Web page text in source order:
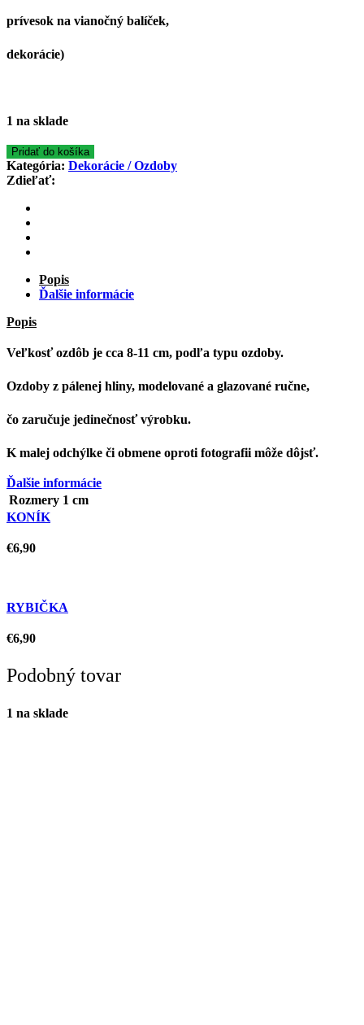
prívesok na vianočný balíček,
dekorácie)
1 na sklade
Pridať do košíka
Kategória: Dekorácie / Ozdoby
Zdieľať:
Popis
Ďalšie informácie
Popis
Veľkosť ozdôb je cca 8-11 cm, podľa typu ozdoby.
Ozdoby z pálenej hliny, modelované a glazované ručne,
čo zaručuje jedinečnosť výrobku.
K malej odchýlke či obmene oproti fotografii môže dôjsť.
Ďalšie informácie
Rozmery 1 cm
KONÍK
€6,90
RYBIČKA
€6,90
Podobný tovar
1 na sklade